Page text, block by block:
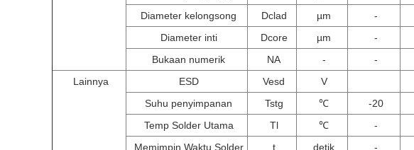
Diameter kelongsong
Dclad µm -
Diameter inti
Dcore µm -
Bukaan numerik
NA - -
Lainnya
ESD Vesd V
Suhu penyimpanan
Tstg ℃ -20
Temp Solder Utama
Tl ℃ -
Memimpin Waktu Solder
t detik -